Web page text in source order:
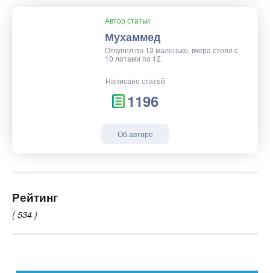
Автор статьи
Мухаммед
Откупил по 13 маленько, вчера стоял с
10 лотами по 12.
Написано статей
1196
Об авторе
Рейтинг
( 534 )